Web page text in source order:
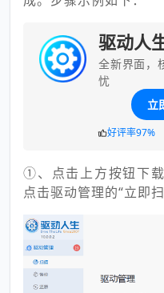
驱动人
全新界面，
忧
立
好评率97%
①、点击上方按钮下
点击驱动管理的“立即扫